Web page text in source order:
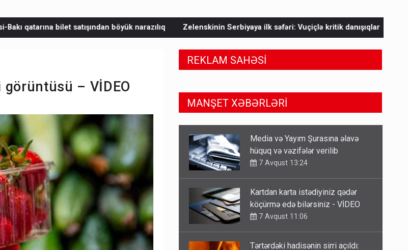
böyük narazılıq Zelenskinin Serbiyaya ilk səfəri: Vuçiçlə kritik danışıqlar Mask Ukraynaya bunu
görüntüsü – VİDEO
REKLAM SAHƏSİ
MANŞET XƏBƏRLƏRİ
Kartdan karta istədiyiniz qədər
köçürmə edə bilərsiniz - VİDEO
7 Avqust 11:06
Tərtərdəki hadisənin sirri açıldı:
Ər-arvadı yandırıb 15 min manatı
oğurladı